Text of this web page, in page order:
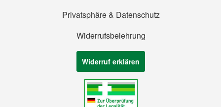
Privatsphäre & Datenschutz
Widerrufsbelehrung
Widerruf erklären